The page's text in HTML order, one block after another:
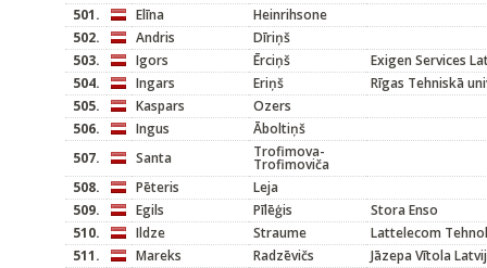
501.
Elīna
Heinrihsone
502.
Andris
Dīriņš
503.
Igors Ērciņš
Exigen Services
504.
Ingars Eriņš
Rīgas Tehniskā
505.
Kaspars
Ozers
506.
Ingus
Āboltiņš
507.
Santa Trofimova-
Trofimoviča
508.
Pēteris
Leja
509.
Egils Pīlēģis
Stora Enso
510.
Ildze Straume
Lattelecom
511.
Mareks Radzēvičs
Jāzepa Vītola